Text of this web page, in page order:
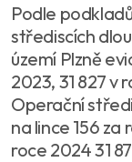
Podle
střediscích
území Plzně
2023, 31 827 v
Operační
na lince 156 za
roce 2024 31